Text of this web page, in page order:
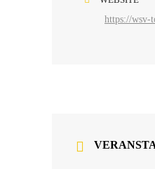
https://wsv-